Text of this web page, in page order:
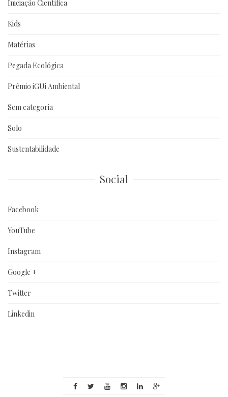
Iniciação Científica
Kids
Matérias
Pegada Ecológica
Prêmio iGUi Ambiental
Sem categoria
Solo
Sustentabilidade
Social
Facebook
YouTube
Instagram
Google +
Twitter
Linkedin